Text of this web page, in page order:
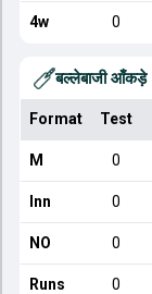
4w 0
बल्लेबाजी आँकड़े
Format Test
M 0
Inn 0
NO 0
Runs 0